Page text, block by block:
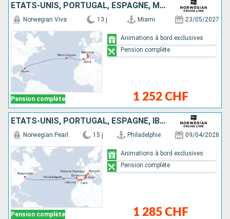
ÉTATS-UNIS, PORTUGAL, ESPAGNE, MAJORQUE
Pension complète
Norwegian Viva 13 j Miami 23/05/2027
1 252 CHF
Animations à bord exclusives
Pension complète
ÉTATS-UNIS, PORTUGAL, ESPAGNE, IBIZA, MAJORQUE, FRANCE
Pension complète
Norwegian Pearl 15 j Philadelphie 09/04/2028
1 285 CHF
Animations à bord exclusives
Pension complète